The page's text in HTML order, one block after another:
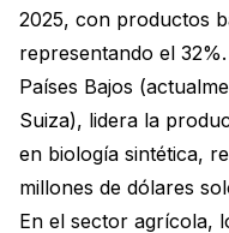
2025, con productos
representando el
Países Bajos
Suiza), lidera la
en biología sintética,
millones de dólares
En el sector agrícola,